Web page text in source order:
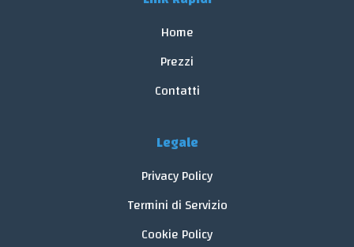
Home
Prezzi
Contatti
Legale
Privacy Policy
Termini di Servizio
Cookie Policy